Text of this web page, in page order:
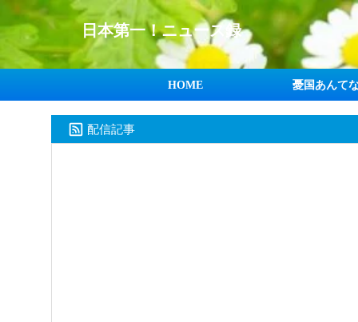
日本第一！ニュース録
HOME 憂国あんて
配信記事